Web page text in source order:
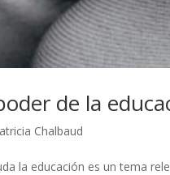
de la
Chalbaud
la educación es un tema